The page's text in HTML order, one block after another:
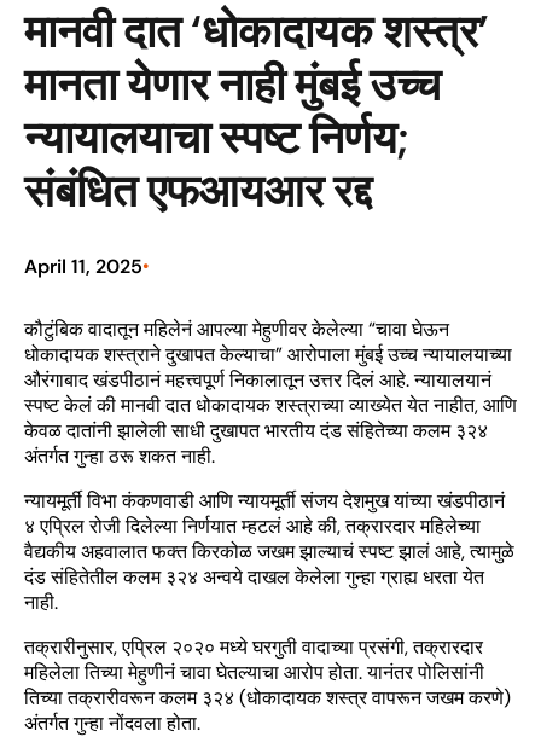
मानवी दात ‘धोकादायक शस्त्र’
मानता येणार नाही मुंबई उच्च
न्यायालयाचा स्पष्ट निर्णय;
संबंधित एफआयआर रद्द
April 11, 2025•
कौटुंबिक वादातून महिलेनं आपल्या मेहुणीवर केलेल्या “चावा घेऊन
धोकादायक शस्त्राने दुखापत केल्याचा” आरोपाला मुंबई उच्च न्यायालयाच्या
औरंगाबाद खंडपीठानं महत्त्वपूर्ण निकालातून उत्तर दिलं आहे. न्यायालयानं
स्पष्ट केलं की मानवी दात धोकादायक शस्त्राच्या व्याख्येत येत नाहीत, आणि
केवळ दातांनी झालेली साधी दुखापत भारतीय दंड संहितेच्या कलम ३२४
अंतर्गत गुन्हा ठरू शकत नाही.
न्यायमूर्ती विभा कंकणवाडी आणि न्यायमूर्ती संजय देशमुख यांच्या खंडपीठानं
४ एप्रिल रोजी दिलेल्या निर्णयात म्हटलं आहे की, तक्रारदार महिलेच्या
वैद्यकीय अहवालात फक्त किरकोळ जखम झाल्याचं स्पष्ट झालं आहे, त्यामुळे
दंड संहितेतील कलम ३२४ अन्वये दाखल केलेला गुन्हा ग्राह्य धरता येत
नाही.
तक्रारीनुसार, एप्रिल २०२० मध्ये घरगुती वादाच्या प्रसंगी, तक्रारदार
महिलेला तिच्या मेहुणीनं चावा घेतल्याचा आरोप होता. यानंतर पोलिसांनी
तिच्या तक्रारीवरून कलम ३२४ (धोकादायक शस्त्र वापरून जखम करणे)
अंतर्गत गुन्हा नोंदवला होता.